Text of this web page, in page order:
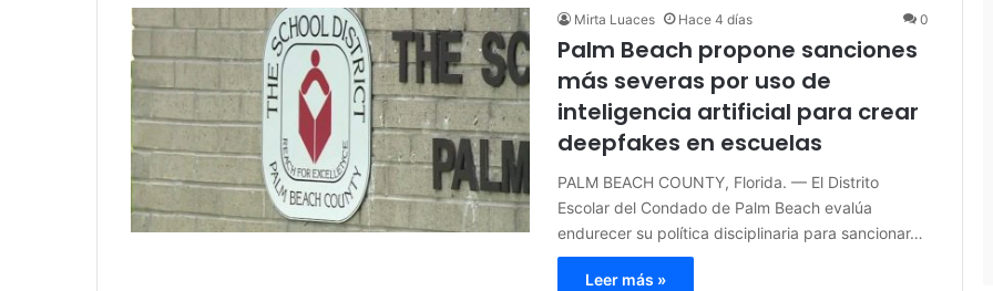
Mirta Luaces Hace 4 días 0
Palm Beach propone sanciones
más severas por uso de
inteligencia artificial para crear
deepfakes en escuelas
PALM BEACH COUNTY, Florida. — El Distrito
Escolar del Condado de Palm Beach evalúa
endurecer su política disciplinaria para sancionar…
Leer más »